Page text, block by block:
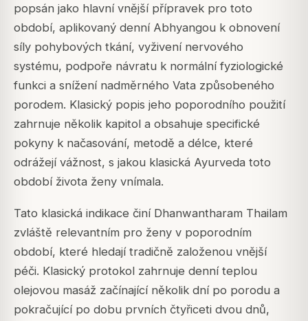
popsán jako hlavní vnější přípravek pro toto
období, aplikovaný denní Abhyangou k obnovení
síly pohybových tkání, vyživení nervového
systému, podpoře návratu k normální fyziologické
funkci a snížení nadměrného Vata způsobeného
porodem. Klasický popis jeho poporodního použití
zahrnuje několik kapitol a obsahuje specifické
pokyny k načasování, metodě a délce, které
odrážejí vážnost, s jakou klasická Ayurveda toto
období života ženy vnímala.
Tato klasická indikace činí Dhanwantharam Thailam
zvláště relevantním pro ženy v poporodním
období, které hledají tradičně založenou vnější
péči. Klasický protokol zahrnuje denní teplou
olejovou masáž začínající několik dní po porodu a
pokračující po dobu prvních čtyřiceti dvou dnů,